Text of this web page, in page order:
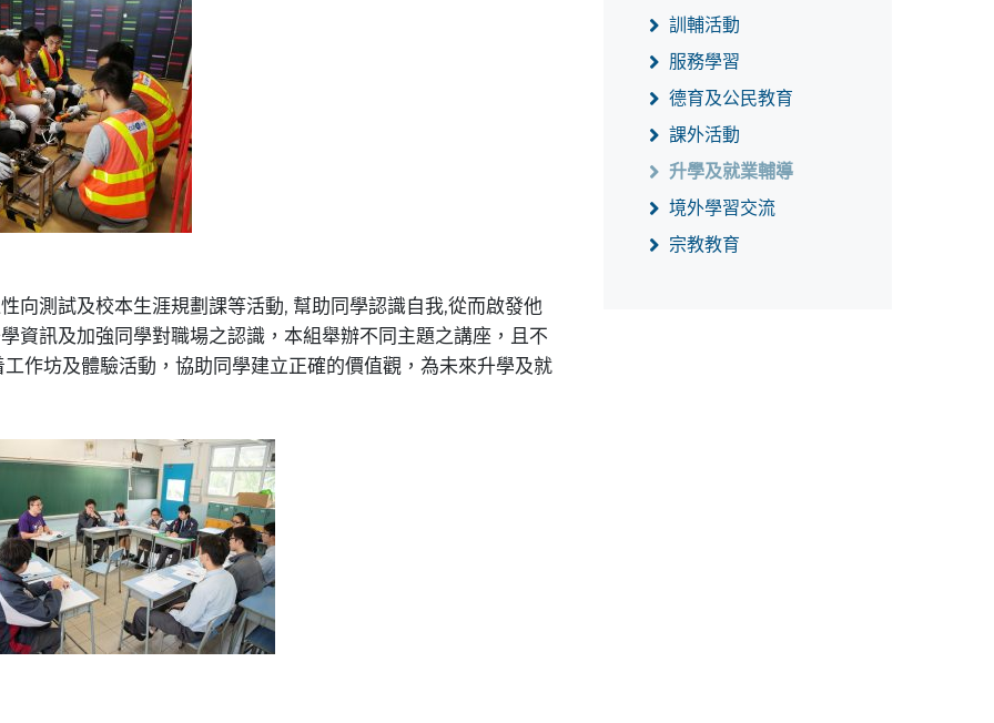
向測試及校本生涯規劃課等活動, 幫助同學認識自我,從而啟發他
資訊及加強同學對職場之認識，本組舉辦不同主題之講座，且不
作坊及體驗活動，協助同學建立正確的價值觀，為未來升學及就
訓輔活動
服務學習
德育及公民教育
課外活動
升學及就業輔導
境外學習交流
宗教教育